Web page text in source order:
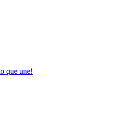
que une!